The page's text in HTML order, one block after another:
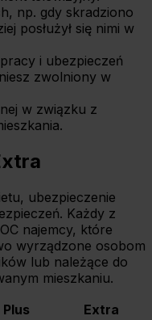
np. gdy skradziono
posłużył się nimi w
i ubezpieczeń
zwolniony w
w związku z
ubezpieczenie
Każdy z
najemcy, które
wyrządzone osobom
lub należące do
mieszkaniu.
Plus Extra